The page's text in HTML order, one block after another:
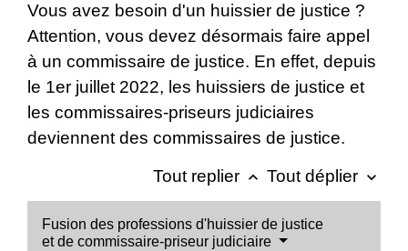
Vous avez besoin d'un huissier de justice ?
Attention, vous devez désormais faire appel
à un commissaire de justice. En effet, depuis
le 1er juillet 2022, les huissiers de justice et
les commissaires-priseurs judiciaires
deviennent des commissaires de justice.
Tout replier keyboard_arrow_up Tout déplier keyboard_arrow_down
Fusion des professions d'huissier de justice
et de commissaire-priseur judiciaire